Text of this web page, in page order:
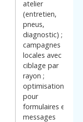
atelier
(entretien,
pneus,
diagnostic) ;
campagnes
locales avec
ciblage par
rayon ;
optimisation
pour
formulaires et
messages